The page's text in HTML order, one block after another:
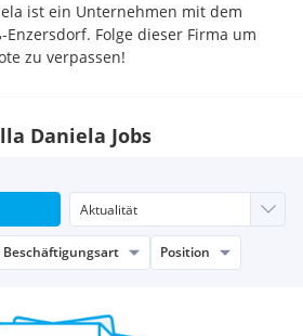
ist ein Unternehmen mit dem
Folge dieser Firma um
zu verpassen!
Daniela Jobs
Beschäftigungsart Position